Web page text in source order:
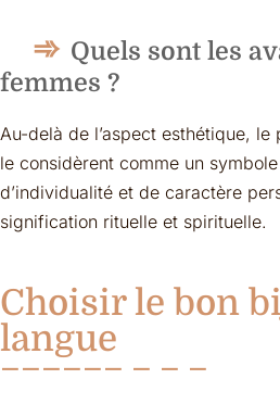
Quels sont les
femmes ?
Au-delà de l’aspect esthétique,
le considèrent comme un
d’individualité et de caractère
signification rituelle et spirituelle.
Choisir le bon
langue